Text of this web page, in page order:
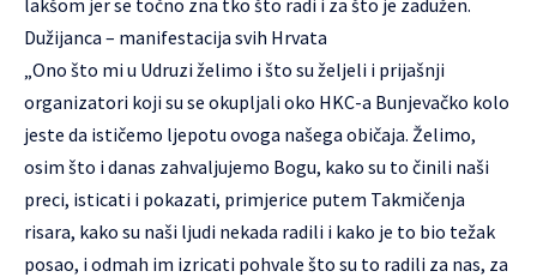
lakšom jer se točno zna tko što radi i za što je zadužen.
Dužijanca – manifestacija svih Hrvata
„Ono što mi u Udruzi želimo i što su željeli i prijašnji
organizatori koji su se okupljali oko HKC-a Bunjevačko kolo
jeste da ističemo ljepotu ovoga našega običaja. Želimo,
osim što i danas zahvaljujemo Bogu, kako su to činili naši
preci, isticati i pokazati, primjerice putem Takmičenja
risara, kako su naši ljudi nekada radili i kako je to bio težak
posao, i odmah im izricati pohvale što su to radili za nas, za